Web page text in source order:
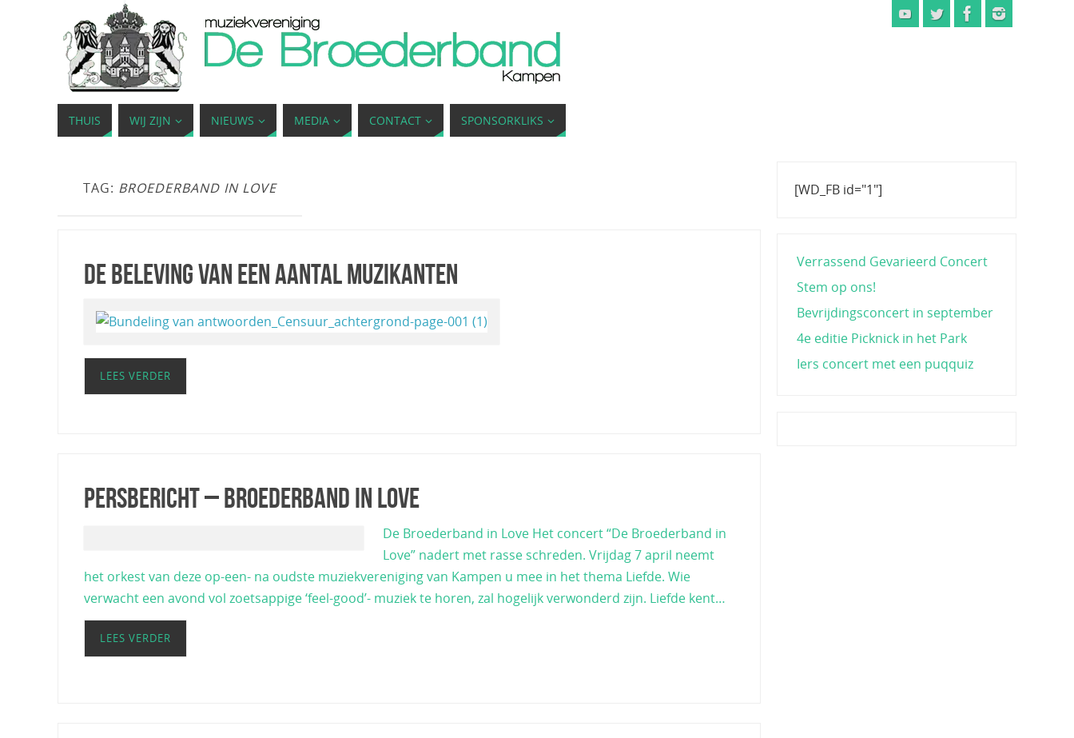
THUIS WIJ ZIJN NIEUWS MEDIA CONTACT SPONSORKLIKS
TAG: BROEDERBAND IN LOVE
De beleving van een aantal muzikanten
LEES VERDER
PERSBERICHT – Broederband in Love
De Broederband in Love Het concert “De Broederband in
Love” nadert met rasse schreden. Vrijdag 7 april neemt
het orkest van deze op-een- na oudste muziekvereniging van Kampen u mee in het thema Liefde. Wie
verwacht een avond vol zoetsappige ‘feel-good’- muziek te horen, zal hogelijk verwonderd zijn. Liefde kent…
LEES VERDER
[WD_FB id="1"]
Verrassend Gevarieerd Concert
Stem op ons!
Bevrijdingsconcert in september
4e editie Picknick in het Park
Iers concert met een puqquiz